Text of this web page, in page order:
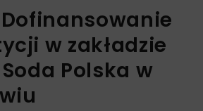
Dofinansowanie
w zakładzie
Soda Polska w